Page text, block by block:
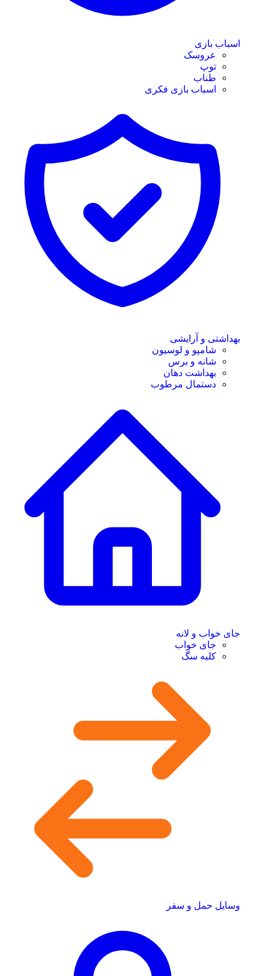
اسباب بازی
عروسک
توپ
طناب
اسباب بازی فکری
بهداشتی و آرایشی
شامپو و لوسیون
شانه و برس
بهداشت دهان
دستمال مرطوب
جای خواب و لانه
جای خواب
کلبه سگ
وسایل حمل و سفر